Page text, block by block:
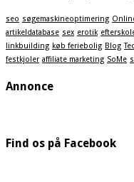
seo søgemaskineoptimering
artikeldatabase sex erotik
linkbuilding køb feriebolig Blog
festkjoler affiliate marketing SoMe
Annonce
Find os på Facebook